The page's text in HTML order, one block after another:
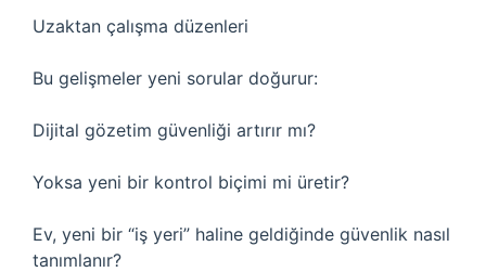
Uzaktan çalışma düzenleri
Bu gelişmeler yeni sorular doğurur:
Dijital gözetim güvenliği artırır mı?
Yoksa yeni bir kontrol biçimi mi üretir?
Ev, yeni bir “iş yeri” haline geldiğinde güvenlik nasıl
tanımlanır?